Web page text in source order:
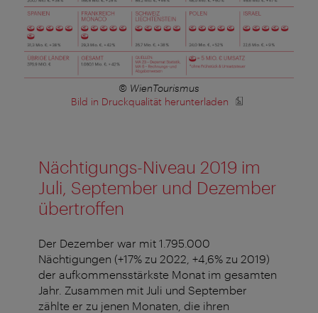
© WienTourismus
Bild in Druckqualität herunterladen
Nächtigungs-Niveau 2019 im
Juli, September und Dezember
übertroffen
Der Dezember war mit 1.795.000
Nächtigungen (+17% zu 2022, +4,6% zu 2019)
der aufkommensstärkste Monat im gesamten
Jahr. Zusammen mit Juli und September
zählte er zu jenen Monaten, die ihren